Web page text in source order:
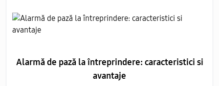
Alarmă de pază la întreprindere: caracteristici si
avantaje